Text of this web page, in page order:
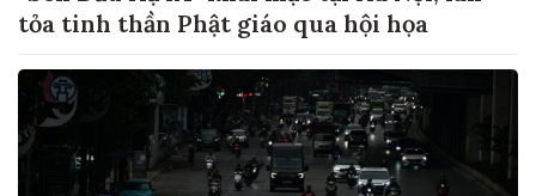
tỏa tinh thần Phật giáo qua hội họa